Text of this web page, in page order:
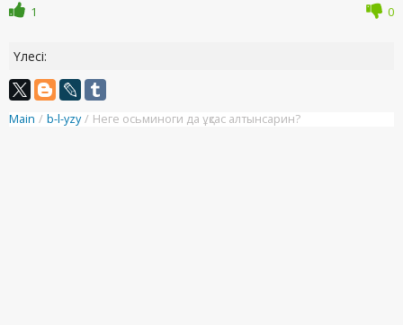
1 0
Үлесі:
Main / b-l-yzy / Неге осьминоги да ұқсас алтынсарин?